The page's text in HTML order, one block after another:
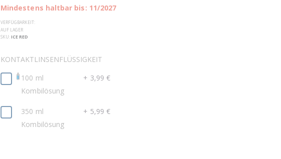
Mindestens haltbar bis: 11/2027
VERFÜGBARKEIT:
AUF LAGER
SKU ICE RED
KONTAKTLINSENFLÜSSIGKEIT
100 ml
Kombilösung
+ 3,99 €
350 ml
Kombilösung
+ 5,99 €